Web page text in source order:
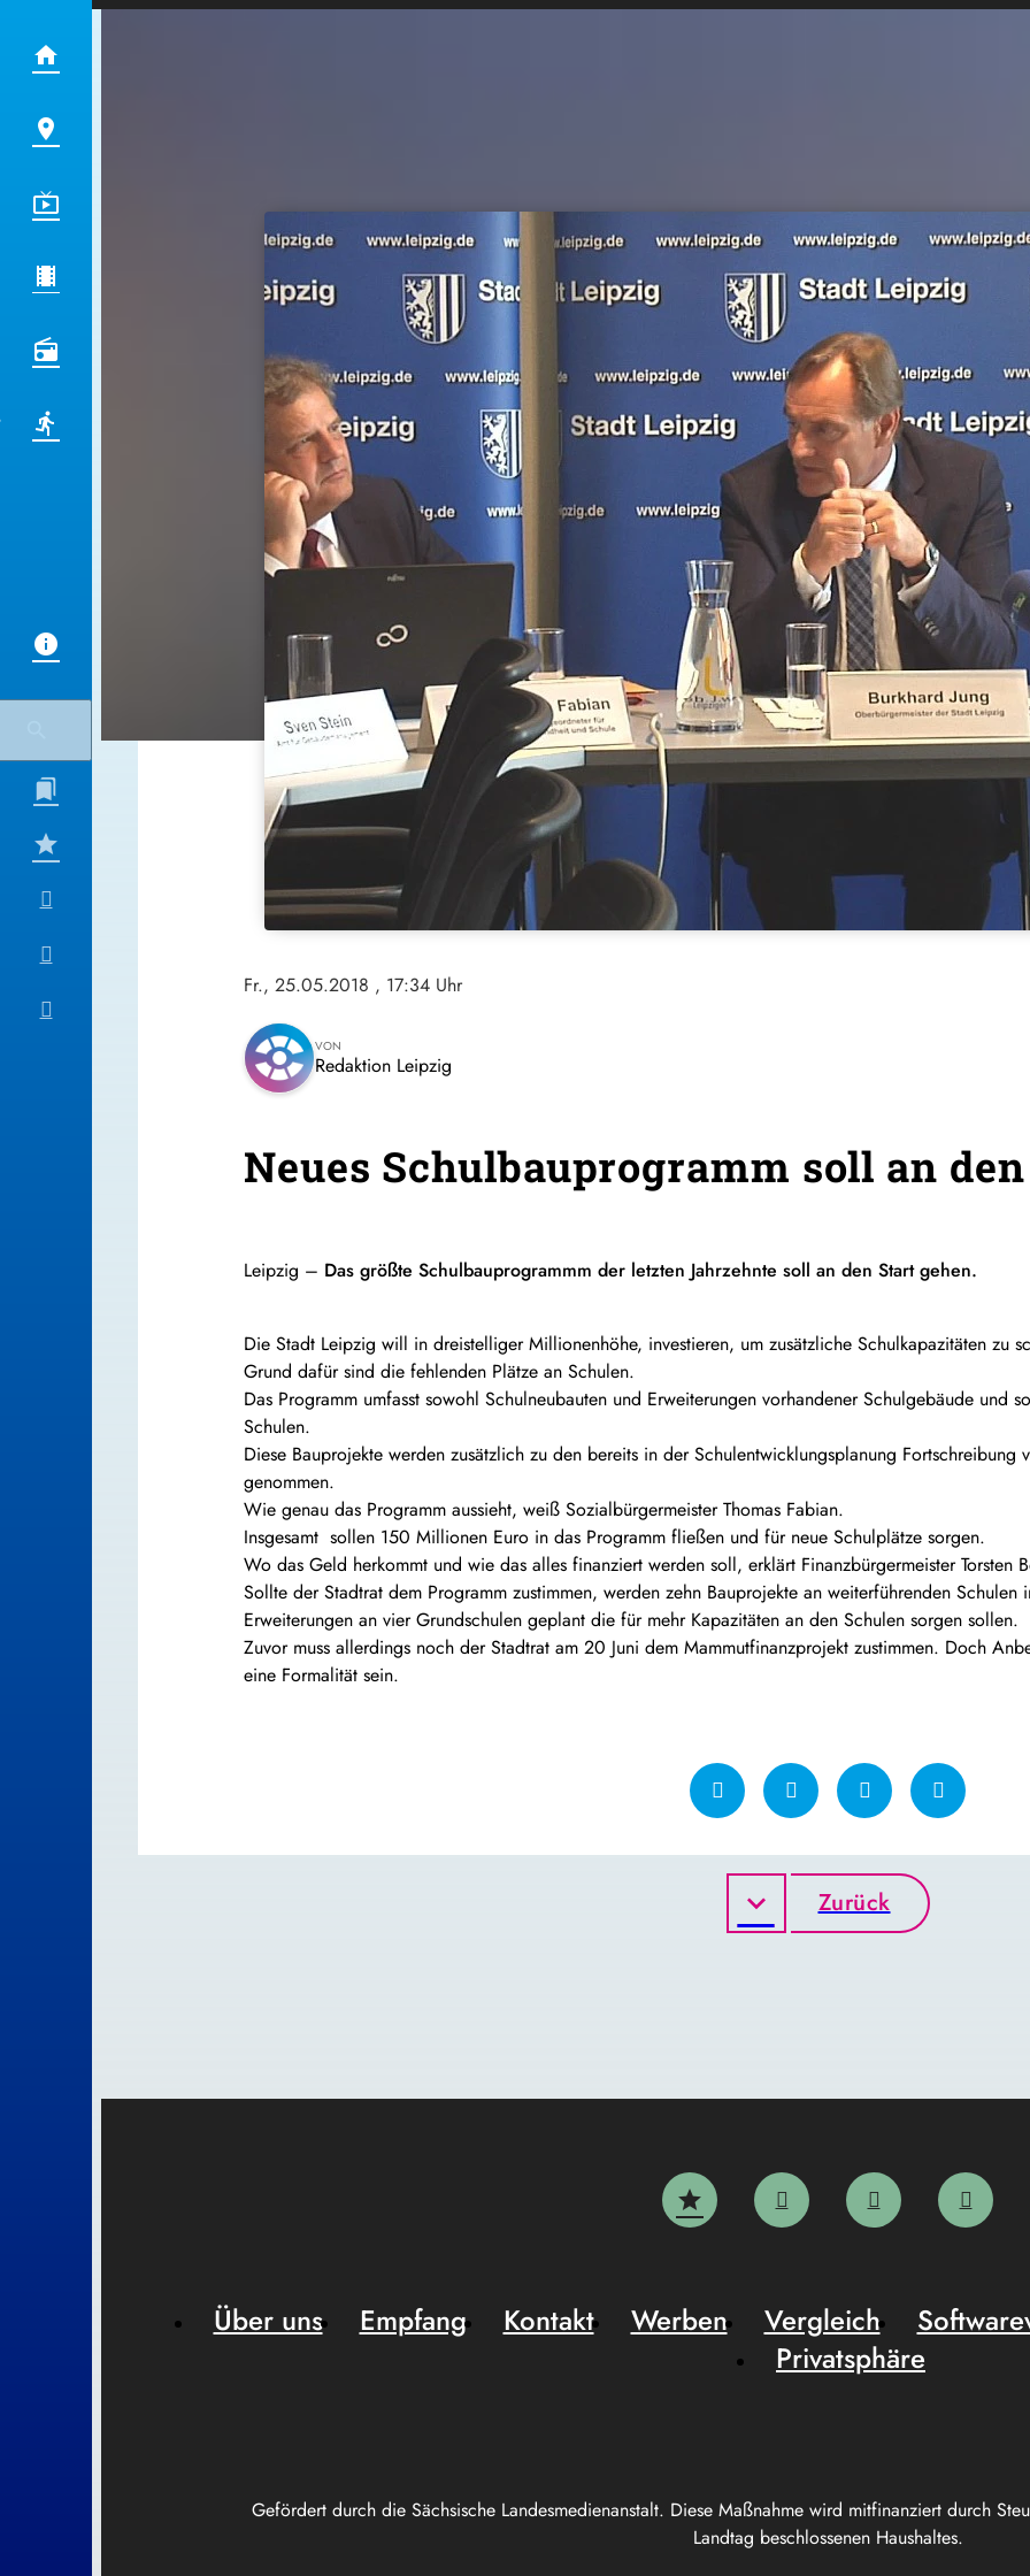
Fr., 25.05.2018 , 17:34 Uhr
VON
Redaktion Leipzig
Neues Schulbauprogramm soll an
Leipzig – Das größte Schulbauprogrammm der letzten Jahrzehnte soll an den Start gehen.
Die Stadt Leipzig will in dreistelliger Millionenhöhe, investieren, um zusätzliche Schulkapazitäten zu
Grund dafür sind die fehlenden Plätze an Schulen.
Das Programm umfasst sowohl Schulneubauten und Erweiterungen vorhandener Schulgebäude und
Schulen.
Diese Bauprojekte werden zusätzlich zu den bereits in der Schulentwicklungsplanung
genommen.
Wie genau das Programm aussieht, weiß Sozialbürgermeister Thomas Fabian.
Insgesamt sollen 150 Millionen Euro in das Programm fließen und für neue Schulplätze sorgen.
Wo das Geld herkommt und wie das alles finanziert werden soll, erklärt Finanzbürgermeister Torsten
Sollte der Stadtrat dem Programm zustimmen, werden zehn Bauprojekte an weiterführenden
Erweiterungen an vier Grundschulen geplant die für mehr Kapazitäten an den Schulen sorgen sollen.
Zuvor muss allerdings noch der Stadtrat am 20 Juni dem Mammutfinanzprojekt zustimmen. Doch
eine Formalität sein.
Zurück
Gefördert durch die Sächsische Landesmedienanstalt. Diese Maßnahme wird mitfinanziert durch
Landtag beschlossenen Haushaltes.
Über uns Empfang Kontakt Werben Vergleich
Privatsphäre